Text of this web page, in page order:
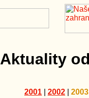
Aktuality
2001 2002 2003